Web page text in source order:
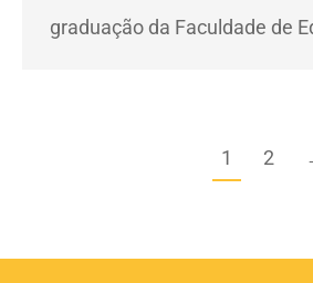
graduação da Faculdade de
1 2